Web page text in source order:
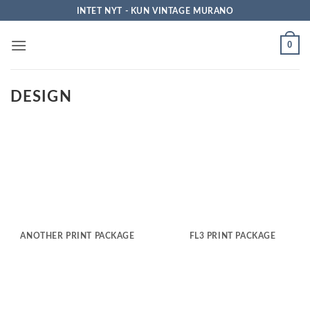
til
indhold
INTET NYT - KUN VINTAGE MURANO
0
DESIGN
ANOTHER PRINT PACKAGE FL3 PRINT PACKAGE